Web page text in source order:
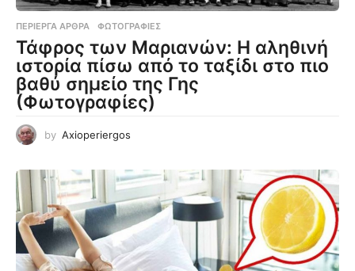
ΠΕΡΊΕΡΓΑ ΆΡΘΡΑ ,ΦΩΤΟΓΡΑΦΊΕΣ
Τάφρος των Μαριανών: Η αληθινή
ιστορία πίσω από το ταξίδι στο πιο
βαθύ σημείο της Γης
(Φωτογραφίες)
by Axioperiergos